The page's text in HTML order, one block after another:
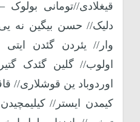
قیغلادی//تومانی بولوک
دلیک// حسن بیگین نه
وار// یئردن گئدن
اولوب// گلین گئدک
اوردوباد ین قوشلاری//
کیمدن ایستر//